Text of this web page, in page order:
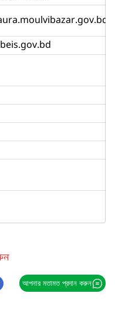
আপনার মতামত প্রদান করুন